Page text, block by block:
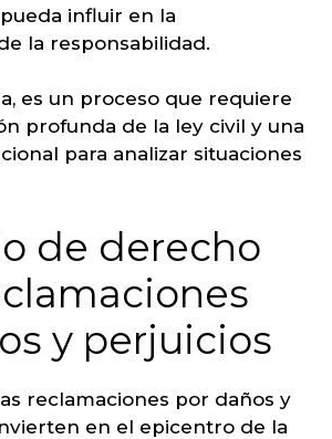
influir en la
la responsabilidad.
es un proceso que requiere
profunda de la ley civil y una
para analizar situaciones
de derecho
y perjuicios
reclamaciones por daños y
en el epicentro de la